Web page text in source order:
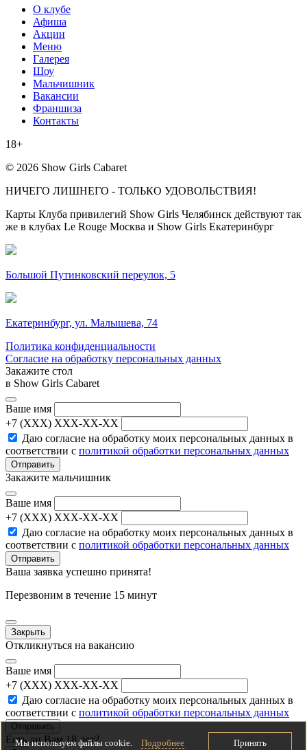
О клубе
Афиша
Акции
Меню
Галерея
Шоу
Мальчишник
Вакансии
Франшиза
Контакты
18+
© 2026 Show Girls Cabaret
НИЧЕГО ЛИШНЕГО - ТОЛЬКО УДОВОЛЬСТВИЯ!
Карты Клуба привилегий Show Girls Челябинск действуют так
же в клубах Le Rouge Москва и Show Girls Екатеринбург
Большой Путинковский переулок, 5
Екатеринбург, ул. Малышева, 74
Политика конфиденциальности
Согласие на обработку персональных данных
Закажите стол
в Show Girls Cabaret
Ваше имя
+7 (XXX) XXX-XX-XX
Даю согласие на обработку моих персональных данных в
соответствии с политикой обработки персональных данных
Отправить
Закажите мальчишник
Ваше имя
+7 (XXX) XXX-XX-XX
Даю согласие на обработку моих персональных данных в
соответствии с политикой обработки персональных данных
Отправить
Ваша заявка успешно принята!
Перезвоним в течение 15 минут
Закрыть
Откликнуться на вакансию
Ваше имя
+7 (XXX) XXX-XX-XX
Даю согласие на обработку моих персональных данных в
соответствии с политикой обработки персональных данных
Отправить
Мы используем файлы cookie.
Подробнее Принять
Есть ли Вам 18 лет?